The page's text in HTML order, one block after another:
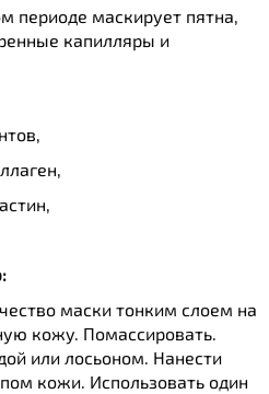
периоде маскирует пятна,
капилляры и
маски тонким слоем на
кожу. Помассировать.
или лосьоном. Нанести
кожи. Использовать один